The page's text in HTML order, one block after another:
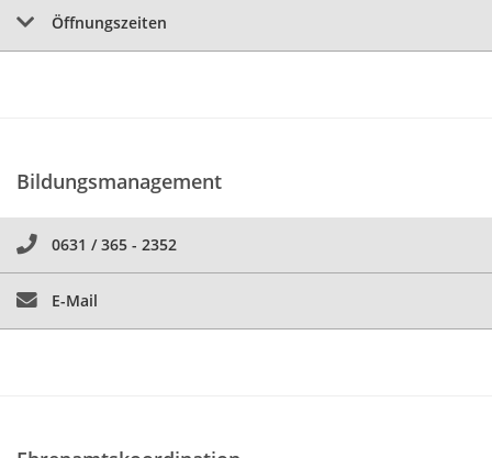
Öffnungszeiten
Bildungsmanagement
0631 / 365 - 2352
E-Mail